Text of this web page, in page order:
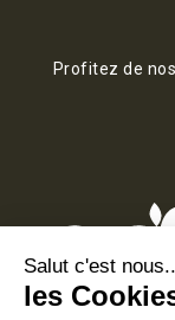
Profitez de